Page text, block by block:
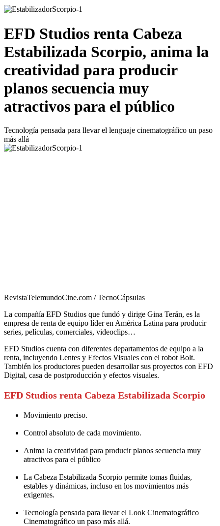
EFD Studios renta Cabeza
Estabilizada Scorpio, anima la
creatividad para producir
planos secuencia muy
atractivos para el público
Tecnología pensada para llevar el lenguaje cinematográfico un paso
más allá
RevistaTelemundoCine.com / TecnoCápsulas
La compañía EFD Studios que fundó y dirige Gina Terán, es la
empresa de renta de equipo líder en América Latina para producir
series, películas, comerciales, videoclips…
EFD Studios cuenta con diferentes departamentos de equipo a la
renta, incluyendo Lentes y Efectos Visuales con el robot Bolt.
También los productores pueden desarrollar sus proyectos con EFD
Digital, casa de postproducción y efectos visuales.
EFD Studios renta Cabeza Estabilizada Scorpio
Movimiento preciso.
Control absoluto de cada movimiento.
Anima la creatividad para producir planos secuencia muy
atractivos para el público
La Cabeza Estabilizada Scorpio permite tomas fluidas,
estables y dinámicas, incluso en los movimientos más
exigentes.
Tecnología pensada para llevar el Look Cinematográfico
Cinematográfico un paso más allá.